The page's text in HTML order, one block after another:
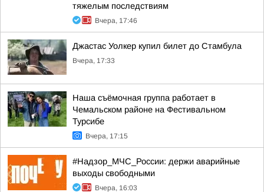
тяжелым последствиям
Вчера, 17:46
Джастас Уолкер купил билет до Стамбула
Вчера, 17:33
Наша съёмочная группа работает в
Чемальском районе на Фестивальном
Турсибе
Вчера, 17:15
#Надзор_МЧС_России: держи аварийные
выходы свободными
Вчера, 16:03